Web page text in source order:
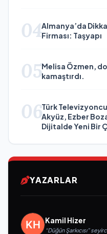
04Almanya’da
Firması: Taşyapı
05Melisa Özmen,
kamaştırdı.
06Türk
Akyüz, Ezber
Dijitalde Yeni Bir
YAZARLAR
Kamil Hizer
“Düğün Şarkıcısı”